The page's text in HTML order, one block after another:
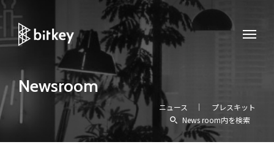
Newsroom
ニュース
プレスキット
News room内を検索